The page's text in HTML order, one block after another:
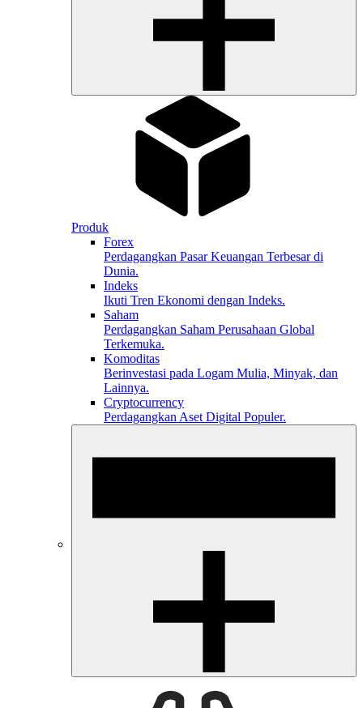
Produk
Forex
Perdagangkan Pasar Keuangan Terbesar di
Dunia.
Indeks
Ikuti Tren Ekonomi dengan Indeks.
Saham
Perdagangkan Saham Perusahaan Global
Terkemuka.
Komoditas
Berinvestasi pada Logam Mulia, Minyak, dan
Lainnya.
Cryptocurrency
Perdagangkan Aset Digital Populer.